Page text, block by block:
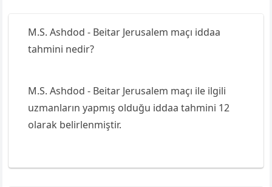
M.S. Ashdod - Beitar Jerusalem maçı iddaa
tahmini nedir?
M.S. Ashdod - Beitar Jerusalem maçı ile ilgili
uzmanların yapmış olduğu iddaa tahmini 12
olarak belirlenmiştir.